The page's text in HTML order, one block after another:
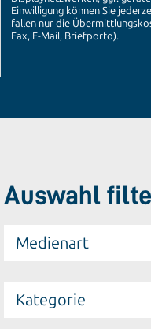
Auswahl
Medienart
Kategorie